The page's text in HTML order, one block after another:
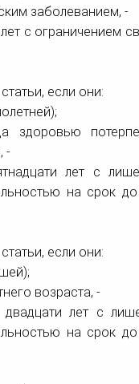
заболеванием, -
с ограничением
если они:
здоровью
-
лет с
на срок
если они:
возраста, -
лет с
на срок